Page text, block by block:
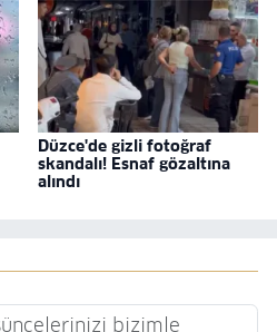
Düzce'de gizli fotoğraf
skandalı! Esnaf gözaltına
alındı